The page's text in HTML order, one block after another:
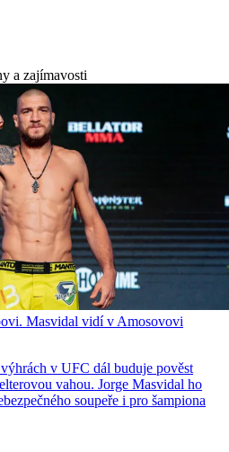
a zajímavosti
Masvidal vidí v Amosovovi
v UFC dál buduje pověst
vahou. Jorge Masvidal ho
soupeře i pro šampiona